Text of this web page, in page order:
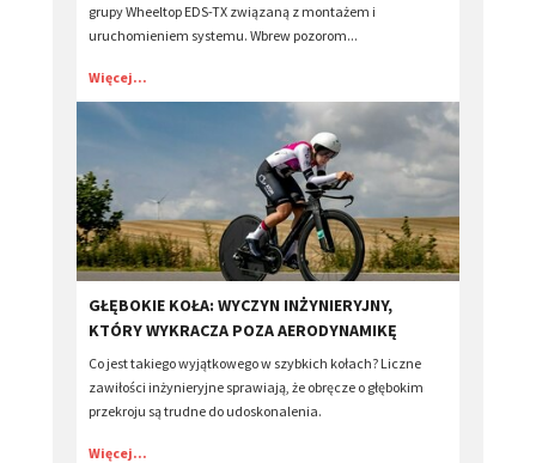
grupy Wheeltop EDS-TX związaną z montażem i
uruchomieniem systemu. Wbrew pozorom...
Więcej...
​GŁĘBOKIE KOŁA: WYCZYN INŻYNIERYJNY,
KTÓRY WYKRACZA POZA AERODYNAMIKĘ
Co jest takiego wyjątkowego w szybkich kołach? Liczne
zawiłości inżynieryjne sprawiają, że obręcze o głębokim
przekroju są trudne do udoskonalenia.
Więcej...